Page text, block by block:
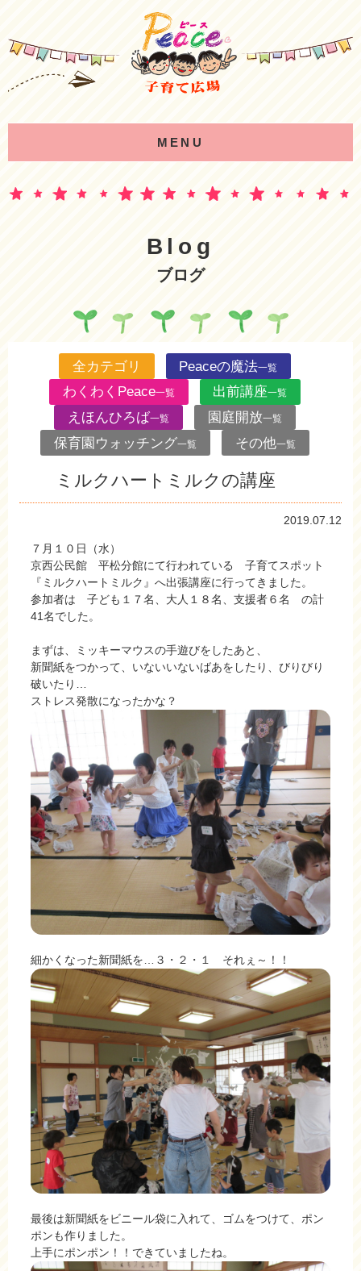
MENU
Blog
ブログ
全カテゴリ Peaceの魔法一覧
わくわくPeace一覧 出前講座一覧
えほんひろば一覧 園庭開放一覧
保育園ウォッチング一覧 その他一覧
ミルクハートミルクの講座
2019.07.12
７月１０日（水）
京西公民館 平松分館にて行われている 子育てスポット
『ミルクハートミルク』へ出張講座に行ってきました。
参加者は 子ども１７名、大人１８名、支援者６名 の計
41名でした。
まずは、ミッキーマウスの手遊びをしたあと、
新聞紙をつかって、いないいないばあをしたり、びりびり
破いたり…
ストレス発散になったかな？
細かくなった新聞紙を…３・２・１ それぇ～！！
最後は新聞紙をビニール袋に入れて、ゴムをつけて、ポン
ポンも作りました。
上手にポンポン！！できていましたね。